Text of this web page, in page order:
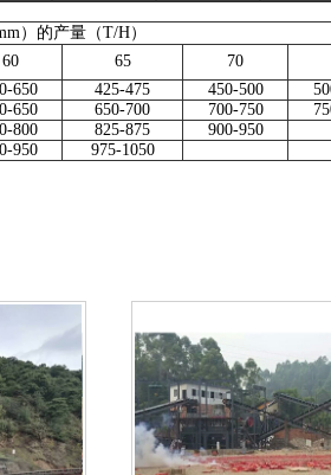
）的产量（T/H）
60 65 70
650 425-475 450-500
650 650-700 700-750
800 825-875
900-950
950 975-1050